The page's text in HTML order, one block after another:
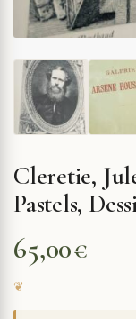
Cleretie,
Pastels,
65,00€